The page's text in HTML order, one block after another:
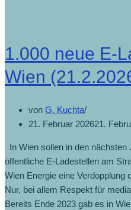
1.000 neue E-
Wien
von G. Kuchta
21. Februar 202621.
In Wien sollen in den
öffentliche E-Ladestellen am
Wien Energie eine Verdopplung
Nur, bei allem Respekt für
Bereits Ende 2023 gab es in